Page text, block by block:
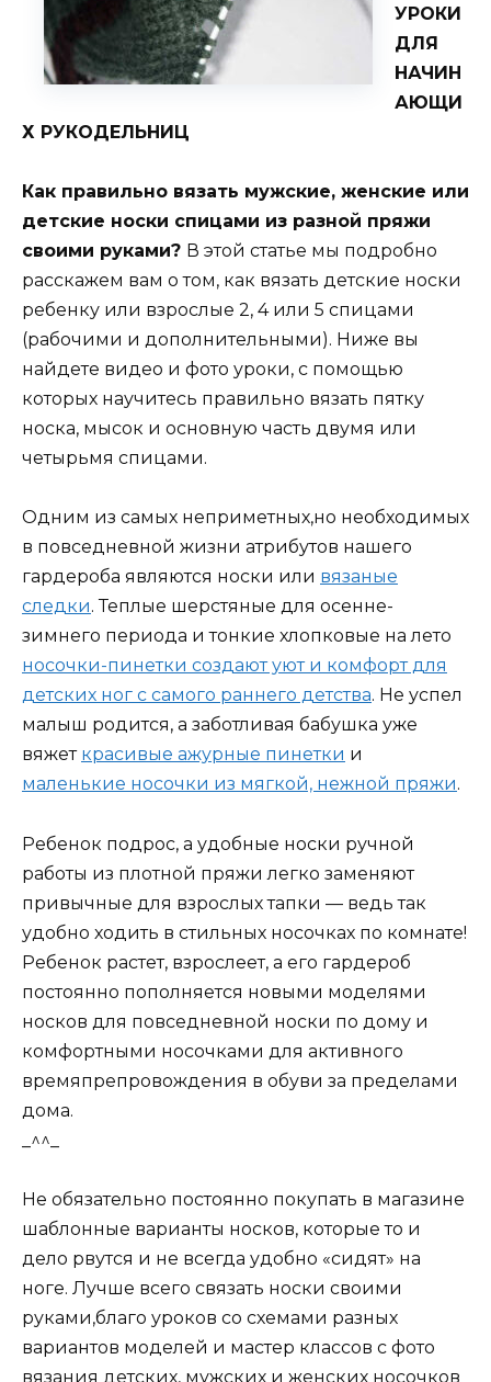
УРОКИ
ДЛЯ
НАЧИН
АЮЩИ
Х РУКОДЕЛЬНИЦ
Как правильно вязать мужские, женские или
детские носки спицами из разной пряжи
своими руками? В этой статье мы подробно
расскажем вам о том, как вязать детские носки
ребенку или взрослые 2, 4 или 5 спицами
(рабочими и дополнительными). Ниже вы
найдете видео и фото уроки, с помощью
которых научитесь правильно вязать пятку
носка, мысок и основную часть двумя или
четырьмя спицами.
Одним из самых неприметных,но необходимых
в повседневной жизни атрибутов нашего
гардероба являются носки или вязаные
следки. Теплые шерстяные для осенне-
зимнего периода и тонкие хлопковые на лето
носочки-пинетки создают уют и комфорт для
детских ног с самого раннего детства. Не успел
малыш родится, а заботливая бабушка уже
вяжет красивые ажурные пинетки и
маленькие носочки из мягкой, нежной пряжи.
Ребенок подрос, а удобные носки ручной
работы из плотной пряжи легко заменяют
привычные для взрослых тапки — ведь так
удобно ходить в стильных носочках по комнате!
Ребенок растет, взрослеет, а его гардероб
постоянно пополняется новыми моделями
носков для повседневной носки по дому и
комфортными носочками для активного
времяпрепровождения в обуви за пределами
дома.
_^^_
Не обязательно постоянно покупать в магазине
шаблонные варианты носков, которые то и
дело рвутся и не всегда удобно «сидят» на
ноге. Лучше всего связать носки своими
руками,благо уроков со схемами разных
вариантов моделей и мастер классов с фото
вязания детских, мужских и женских носочков